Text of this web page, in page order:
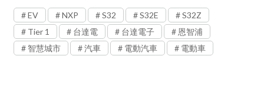
EV NXP S32 S32E
S32Z
Tier 1
台達電 台達電子
恩智浦
智慧城市
汽車 電動汽車 電動車